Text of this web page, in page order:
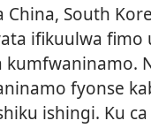
South
ifikuulwa
fyonse
ishingi. Ku